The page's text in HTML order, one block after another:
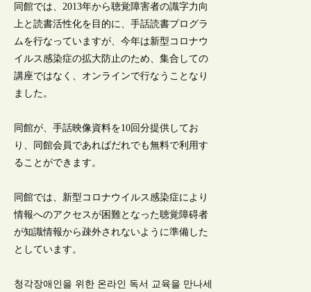
同館では、2013年から聴覚障害者の識字力向
上と読書活性化を目的に、手話読書プログラ
ムを行なっていますが、今年は新型コロナウ
イルス感染症の拡大防止のため、集合しての
講座ではなく、オンラインで行なうことなり
ました。
同館が、手話映像資料を10回分提供してお
り、同館会員であればだれでも無料で利用す
ることができます。
同館では、新型コロナウイルス感染症により
情報へのアクセスが困難となった聴覚障碍者
が知識情報から疎外されないように準備した
としています。
청각장애인을 위한 온라인 독서 교육을 만나세